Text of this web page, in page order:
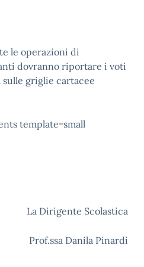
le operazioni di
dovranno riportare i voti
griglie cartacee
template=small
La Dirigente Scolastica
Prof.ssa Danila Pinardi